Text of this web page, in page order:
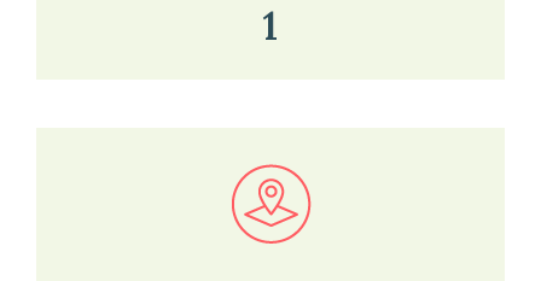
1
Bekijk in onze kaartviewer